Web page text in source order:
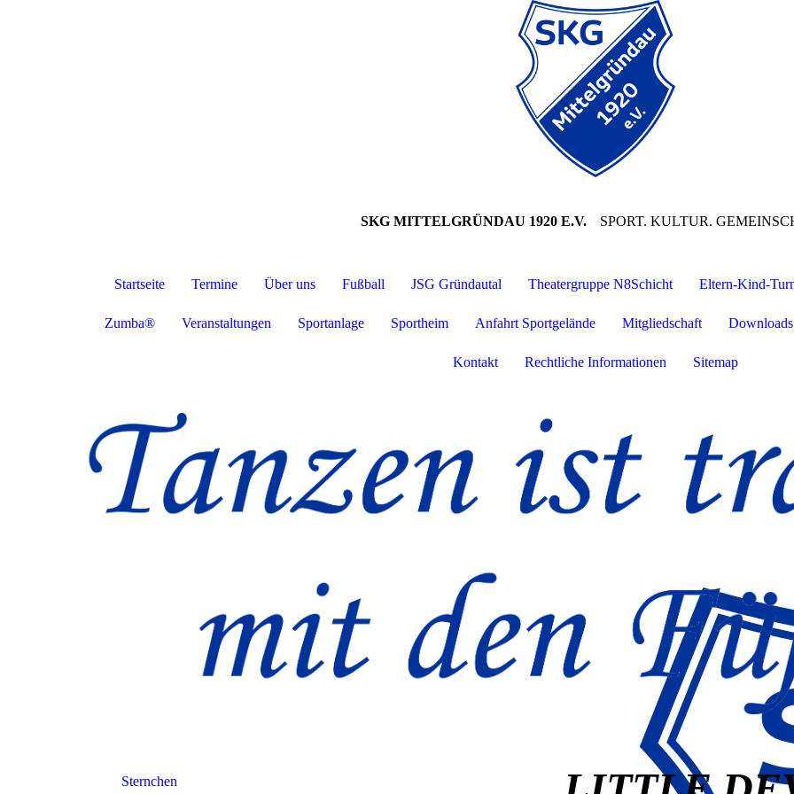
SKG MITTELGRÜNDAU 1920 E.V. SPORT. KULTUR.
Startseite Termine Über uns Fußball JSG Gründautal Theatergruppe N8Schicht Eltern-Kind-
Zumba® Veranstaltungen Sportanlage Sportheim Anfahrt Sportgelände Mitgliedschaft Downloads
Kontakt Rechtliche Informationen Sitemap
Sternchen